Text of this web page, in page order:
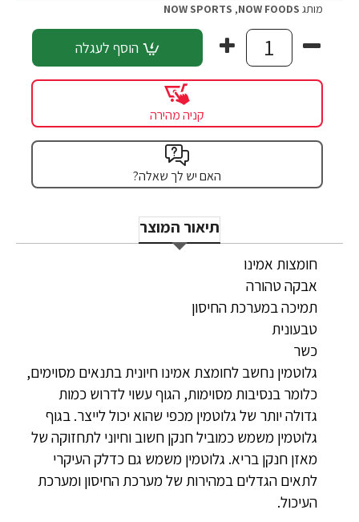
מותג NOW FOODS
,
NOW SPORTS
הוסף לעגלה
קניה מהירה
האם יש לך שאלה?
תיאור המוצר
חומצות אמינו
אבקה טהורה
תמיכה במערכת החיסון
טבעונית
כשר
גלוטמין נחשב לחומצת אמינו חיונית בתנאים מסוימים,
כלומר בנסיבות מסוימות, הגוף עשוי לדרוש כמות
גדולה יותר של גלוטמין מכפי שהוא יכול לייצר. בגוף
גלוטמין משמש כמוביל חנקן חשוב וחיוני לתחזוקה של
מאזן חנקן בריא. גלוטמין משמש גם כדלק העיקרי
לתאים הגדלים במהירות של מערכת החיסון ומערכת
העיכול.